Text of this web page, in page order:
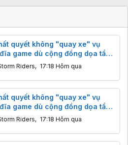
quyết không "quay xe" vụ
game dù cộng đồng dọa tẩy
Riders, 17:18 Hôm qua
quyết không "quay xe" vụ
game dù cộng đồng dọa tẩy
Riders, 17:18 Hôm qua